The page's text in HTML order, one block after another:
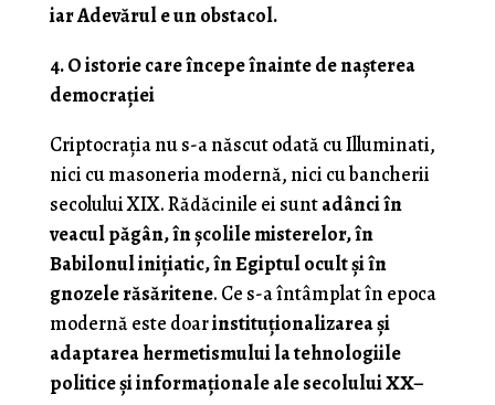
iar Adevărul e un obstacol.
4. O istorie care începe înainte de nașterea
democrației
Criptocrația nu s-a născut odată cu Illuminati,
nici cu masoneria modernă, nici cu bancherii
secolului XIX. Rădăcinile ei suntadânci în
veacul păgân, în școlile misterelor, în
Babilonul inițiatic, în Egiptul ocult și în
gnozele răsăritene. Ce s-a întâmplat în epoca
modernă este doarinstituționalizarea și
adaptarea hermetismului la tehnologiile
politice și informaționale ale secolului XX–